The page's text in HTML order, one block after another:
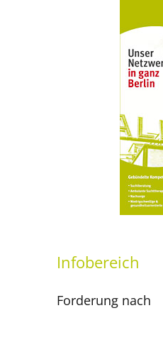
Infobereich
Forderung nach